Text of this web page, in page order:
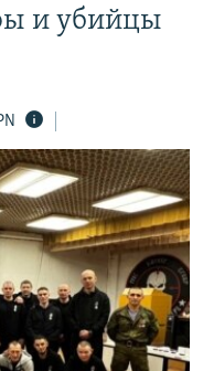
СОПРОТИВЛЕНИЯ
и убийцы